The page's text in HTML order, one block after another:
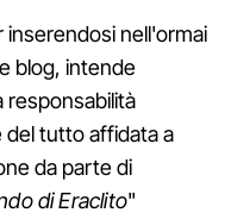
nell'ormai
blog, intende
responsabilità
tutto affidata a
da parte di
di Eraclito"